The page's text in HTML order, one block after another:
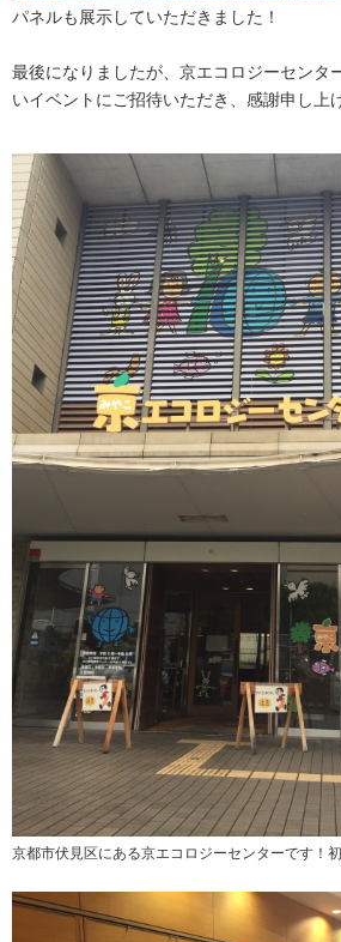
パネルも展示していただきました！
最後になりましたが、京エコロジーセンタ
いイベントにご招待いただき、感謝申し上
京都市伏見区にある京エコロジーセンターです！